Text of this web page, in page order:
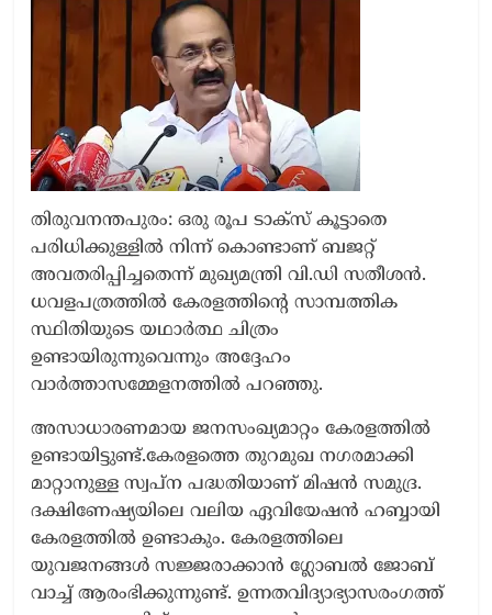
തിരുവനന്തപുരം: ഒരു രൂപ ടാക്സ് കൂട്ടാതെ
പരിധിക്കുള്ളിൽ നിന്ന് കൊണ്ടാണ് ബജറ്റ്
അവതരിപ്പിച്ചതെന്ന് മുഖ്യമന്ത്രി വി.ഡി സതീശൻ.
ധവളപത്രത്തിൽ കേരളത്തിന്‍റെ സാമ്പത്തിക
സ്ഥിതിയുടെ യഥാർത്ഥ ചിത്രം
ഉണ്ടായിരുന്നുവെന്നും അദ്ദേഹം
വാര്‍ത്താസമ്മേളനത്തിൽ പറഞ്ഞു.
അസാധാരണമായ ജനസംഖ്യമാറ്റം കേരളത്തിൽ
ഉണ്ടായിട്ടുണ്ട്.കേരളത്തെ തുറമുഖ നഗരമാക്കി
മാറ്റാനുള്ള സ്വപ്ന പദ്ധതിയാണ് മിഷൻ സമുദ്ര.
ദക്ഷിണേഷ്യയിലെ വലിയ ഏവിയേഷൻ ഹബ്ബായി
കേരളത്തിൽ ഉണ്ടാകും. കേരളത്തിലെ
യുവജനങ്ങൾ സജ്ജരാക്കാൻ ഗ്ലോബൽ ജോബ്
വാച്ച് ആരംഭിക്കുന്നുണ്ട്. ഉന്നതവിദ്യാഭ്യാസരംഗത്ത്